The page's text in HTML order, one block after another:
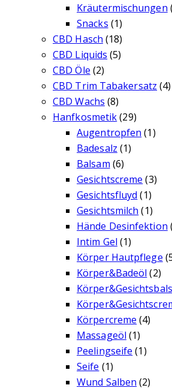
Kräutermischungen
Snacks (1)
CBD Hasch (18)
CBD Liquids (5)
CBD Öle (2)
CBD Trim Tabakersatz (4)
CBD Wachs (8)
Hanfkosmetik(29)
Augentropfen (1)
Badesalz (1)
Balsam (6)
Gesichtscreme (3)
Gesichtsfluyd (1)
Gesichtsmilch (1)
Hände Desinfektion
Intim Gel (1)
Körper Hautpflege
Körper&Badeöl (2)
Körpercreme (4)
Massageöl (1)
Peelingseife (1)
Seife (1)
Wund Salben (2)